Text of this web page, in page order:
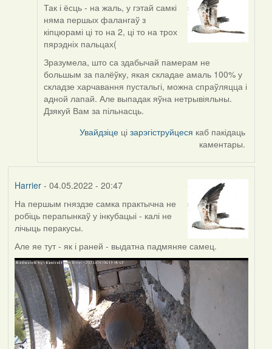
In
reply
to
by
ZNR
Так і ёсць - на жаль, у гэтай самкі
няма першых фалангаў з
кіпцюрамі ці то на 2, ці то на трох
пярэдніх пальцах(
Зразумела, што са здабычай памерам не
большым за палёўку, якая складае амаль 100% у
складзе харчавання пустальгі, можна спраўляцца і
адной лапай. Але выпадак яўна нетрывіяльны.
Дзякуй Вам за пільнасць.
Увайдзіце цізарэгіструйцеся каб пакідаць
каментары.
Harrier- 04.05.2022 - 20:47
На першым гняздзе самка практычна не
робіць перапынкаў у інкубацыі - калі не
лічыць перакусы.
Але яе тут - як і раней - выдатна падмяняе самец.